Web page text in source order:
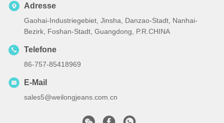
Adresse
Gaohai-Industriegebiet, Jinsha, Danzao-Stadt, Nanhai-
Bezirk, Foshan-Stadt, Guangdong, P.R.CHINA
Telefone
86-757-85418969
E-Mail
sales5@weilongjeans.com.cn